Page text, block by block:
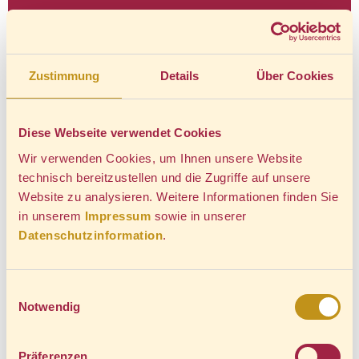
Zustimmung Details Über Cookies
Diese Webseite verwendet Cookies
Wir verwenden Cookies, um Ihnen unsere Website
technisch bereitzustellen und die Zugriffe auf unsere
Website zu analysieren. Weitere Informationen finden Sie
in unserem Impressum sowie in unserer
Datenschutzinformation.
Notwendig
Präferenzen
HSB-Reiserichtlinien
Die Reiserichtlinien der HSB finden Sie hier
erweitert werden, z. B. durch eine Verlängerungsnacht
mit Halbpension sowie eine Hin- und Rückfahrt zum